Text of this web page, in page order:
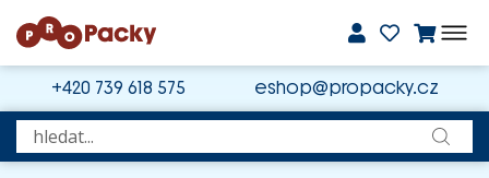
+420 739 618 575 eshop@propacky.cz